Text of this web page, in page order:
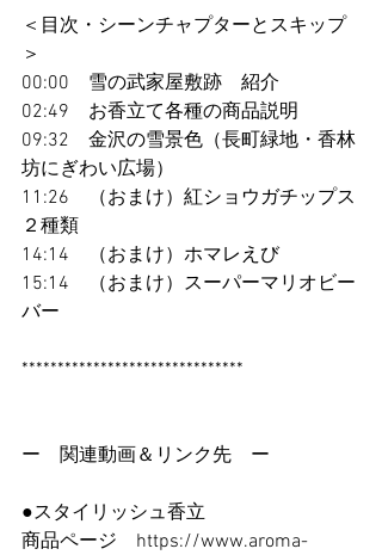
＜目次・シーンチャプターとスキップ
＞
00:00　雪の武家屋敷跡　紹介
02:49　お香立て各種の商品説明
09:32　金沢の雪景色（長町緑地・香林
坊にぎわい広場）
11:26　（おまけ）紅ショウガチップス
２種類
14:14　（おまけ）ホマレえび
15:14　（おまけ）スーパーマリオビー
バー
*******************************
ー　関連動画＆リンク先　ー
●スタイリッシュ香立
商品ページ　https://www.aroma-